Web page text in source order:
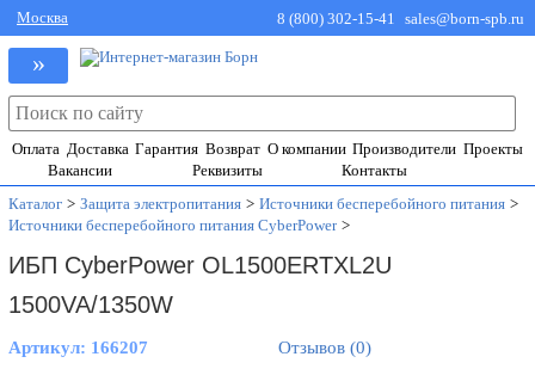
Москва 8 (800) 302-15-41 sales@born-spb.ru
»
Оплата Доставка Гарантия Возврат О компании Производители Проекты
Вакансии
Реквизиты
Контакты
Каталог > Защита электропитания > Источники бесперебойного питания >
Источники бесперебойного питания CyberPower >
ИБП CyberPower OL1500ERTXL2U
1500VA/1350W
Артикул: 166207
Отзывов (0)